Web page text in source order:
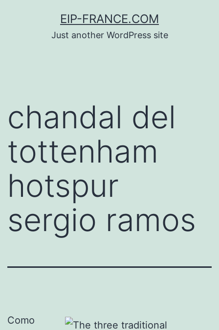
EIP-FRANCE.COM
Just another WordPress site
chandal del
tottenham
hotspur
sergio ramos
Como